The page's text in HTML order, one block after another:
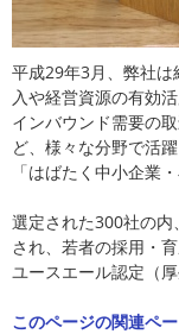
平成29年3月、弊社
入や経営資源の有効
インバウンド需要の
ど、様々な分野で活
「はばたく中小企業
選定された300社の
され、若者の採用・
ユースエール認定（
このページの関連ペ